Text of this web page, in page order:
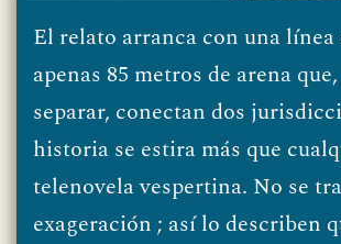
El relato arranca con una
apenas 85 metros de arena
separar, conectan dos
historia se estira más que
telenovela vespertina. No se
exageración ; así lo describen